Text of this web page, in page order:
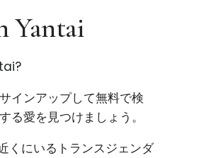
Yantai
インアップして無料で検
愛を見つけましょう。
くにいるトランスジェンダ